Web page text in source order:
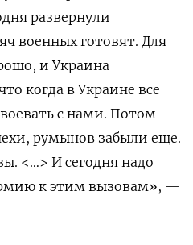
развернули
военных готовят. Для
и Украина
когда в Украине все
с нами. Потом
румынов забыли еще.
<…> И сегодня надо
к этим вызовам», —